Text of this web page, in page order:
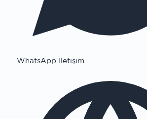
WhatsApp İletişim